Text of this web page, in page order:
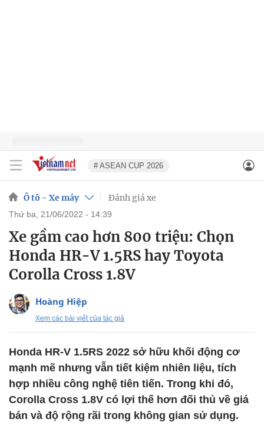
# ASEAN CUP 2026
Ô tô - Xe máy Đánh giá xe
thứ ba, 21/06/2022 - 14:39
Xe gầm cao hơn 800 triệu: Chọn
Honda HR-V 1.5RS hay Toyota
Corolla Cross 1.8V
Hoàng Hiệp
Xem các bài viết của tác giả
Honda HR-V 1.5RS 2022 sở hữu khối động cơ
mạnh mẽ nhưng vẫn tiết kiệm nhiên liệu, tích
hợp nhiều công nghệ tiên tiến. Trong khi đó,
Corolla Cross 1.8V có lợi thế hơn đối thủ về giá
bán và độ rộng rãi trong không gian sử dụng.